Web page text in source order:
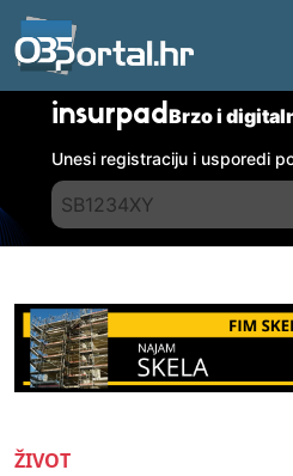
insurpadBrzo i
Unesi registraciju i usporedi
ŽIVOT